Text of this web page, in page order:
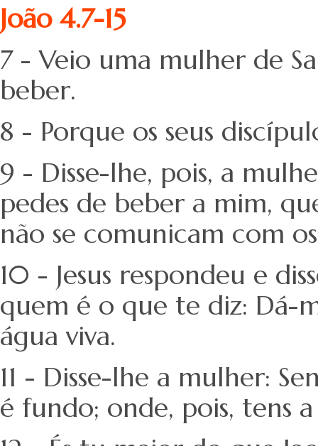
João 4.7-15
7 - Veio uma mulher de
beber.
8 - Porque os seus
9 - Disse-lhe, pois, a
pedes de beber a mim,
não se comunicam com
10 - Jesus respondeu e
quem é o que te diz: Dá-
água viva.
11 - Disse-lhe a mulher:
é fundo; onde, pois, tens a